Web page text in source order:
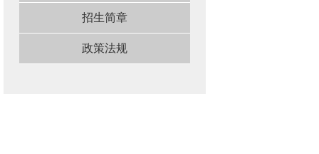
招生简章
政策法规